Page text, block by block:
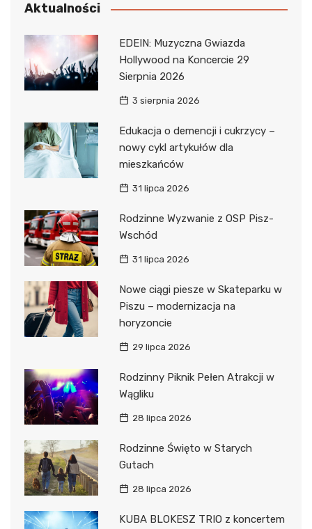
Aktualności
EDEIN: Muzyczna Gwiazda
Hollywood na Koncercie 29
Sierpnia 2026
3 sierpnia 2026
Edukacja o demencji i cukrzycy –
nowy cykl artykułów dla
mieszkańców
31 lipca 2026
Rodzinne Wyzwanie z OSP Pisz-
Wschód
31 lipca 2026
Nowe ciągi piesze w Skateparku w
Piszu – modernizacja na
horyzoncie
29 lipca 2026
Rodzinny Piknik Pełen Atrakcji w
Wągliku
28 lipca 2026
Rodzinne Święto w Starych
Gutach
28 lipca 2026
KUBA BLOKESZ TRIO z koncertem